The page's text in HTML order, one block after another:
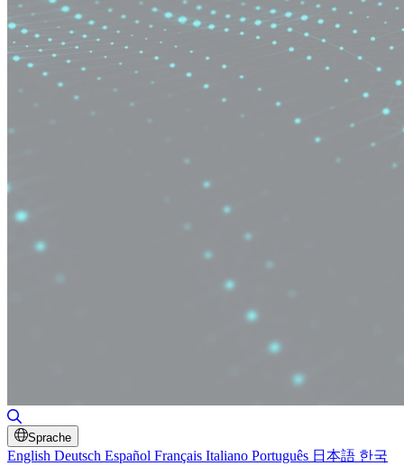
Sprache
English Deutsch Español Français Italiano Português 日本語 한국